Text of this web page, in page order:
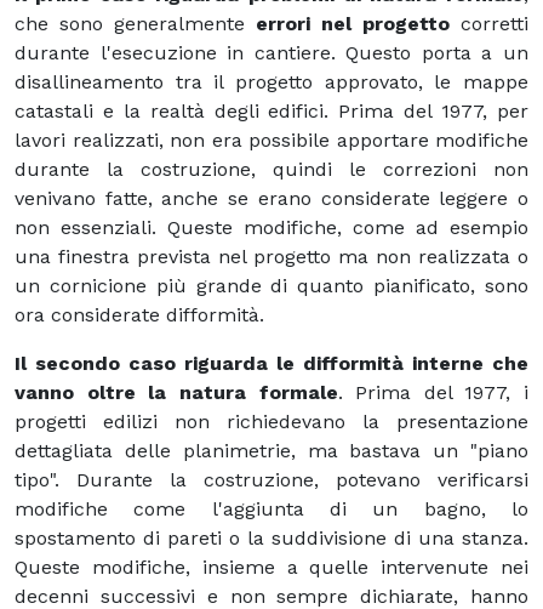
che sono generalmente errori nel progetto corretti
durante l'esecuzione in cantiere. Questo porta a un
disallineamento tra il progetto approvato, le mappe
catastali e la realtà degli edifici. Prima del 1977, per
lavori realizzati, non era possibile apportare modifiche
durante la costruzione, quindi le correzioni non
venivano fatte, anche se erano considerate leggere o
non essenziali. Queste modifiche, come ad esempio
una finestra prevista nel progetto ma non realizzata o
un cornicione più grande di quanto pianificato, sono
ora considerate difformità.
Il secondo caso riguarda le difformità interne che
vanno oltre la natura formale. Prima del 1977, i
progetti edilizi non richiedevano la presentazione
dettagliata delle planimetrie, ma bastava un "piano
tipo". Durante la costruzione, potevano verificarsi
modifiche come l'aggiunta di un bagno, lo
spostamento di pareti o la suddivisione di una stanza.
Queste modifiche, insieme a quelle intervenute nei
decenni successivi e non sempre dichiarate, hanno